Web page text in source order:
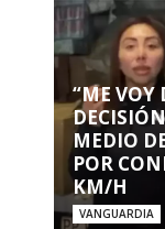
“ME VOY
MEDIO
POR
KM/H
VANGUARDIA